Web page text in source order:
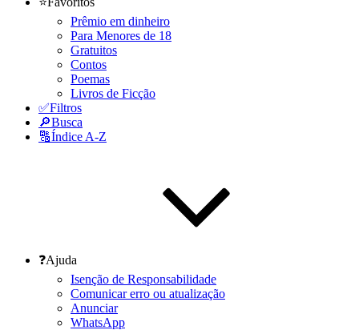
Prêmio em dinheiro
Para Menores de 18
Gratuitos
Contos
Poemas
Livros de Ficção
✅Filtros
🔎Busca
🔠Índice A-Z
❓Ajuda
Isenção de Responsabilidade
Comunicar erro ou atualização
Anunciar
WhatsApp